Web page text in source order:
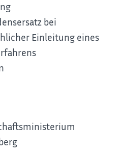
bei
Einleitung eines